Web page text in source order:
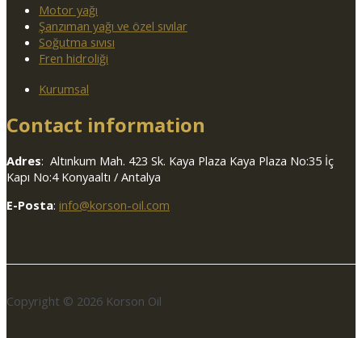
Motor yağı
Şanzıman yağı ve özel sıvılar
Soğutma sıvısı
Fren hidroliği
Kurumsal
Contact information
Adres: Altınkum Mah. 423 Sk. Kaya Plaza Kaya Plaza No:35 İç
Kapı No:4 Konyaaltı / Antalya
E-Posta: info@korson-oil.com
Copyright © 2026 Korson Oil